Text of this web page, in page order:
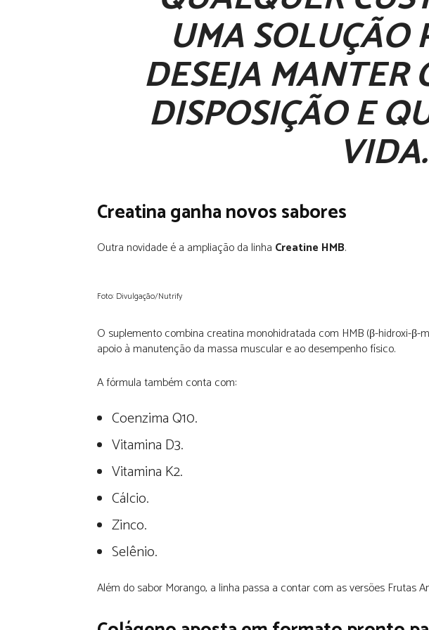
UMA SOLUÇÃO
DESEJA MANTER
DISPOSIÇÃO E
Creatina ganha novos sabores
Outra novidade é a ampliação da linha Creatine HMB.
Foto: Divulgação/Nutrify
O suplemento combina creatina monohidratada com HMB (β-hidroxi-
apoio à manutenção da massa muscular e ao desempenho físico.
A fórmula também conta com:
Coenzima Q10.
Vitamina D3.
Vitamina K2.
Cálcio.
Zinco.
Selênio.
Além do sabor Morango, a linha passa a contar com as versões Frutas